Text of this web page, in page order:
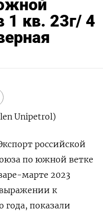
1 кв. 23г/ 4
Unipetrol)
российской
по южной ветке
марте 2023
к
показали